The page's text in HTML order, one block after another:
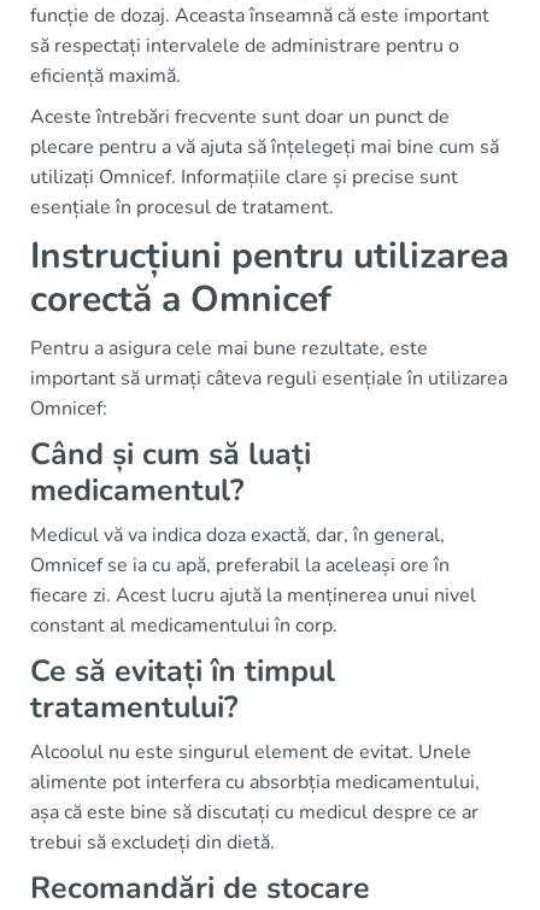
funcție de dozaj. Aceasta înseamnă că este important
să respectați intervalele de administrare pentru o
eficiență maximă.
Aceste întrebări frecvente sunt doar un punct de
plecare pentru a vă ajuta să înțelegeți mai bine cum să
utilizați Omnicef. Informațiile clare și precise sunt
esențiale în procesul de tratament.
Instrucțiuni pentru utilizarea
corectă a Omnicef
Pentru a asigura cele mai bune rezultate, este
important să urmați câteva reguli esențiale în utilizarea
Omnicef:
Când și cum să luați
medicamentul?
Medicul vă va indica doza exactă, dar, în general,
Omnicef se ia cu apă, preferabil la aceleași ore în
fiecare zi. Acest lucru ajută la menținerea unui nivel
constant al medicamentului în corp.
Ce să evitați în timpul
tratamentului?
Alcoolul nu este singurul element de evitat. Unele
alimente pot interfera cu absorbția medicamentului,
așa că este bine să discutați cu medicul despre ce ar
trebui să excludeți din dietă.
Recomandări de stocare